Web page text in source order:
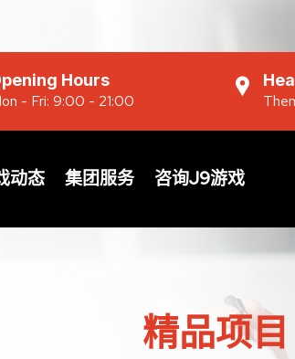
Hours
- Fri: 9:00 - 21:00
动态 集团服务 咨询J9游戏
精品项目